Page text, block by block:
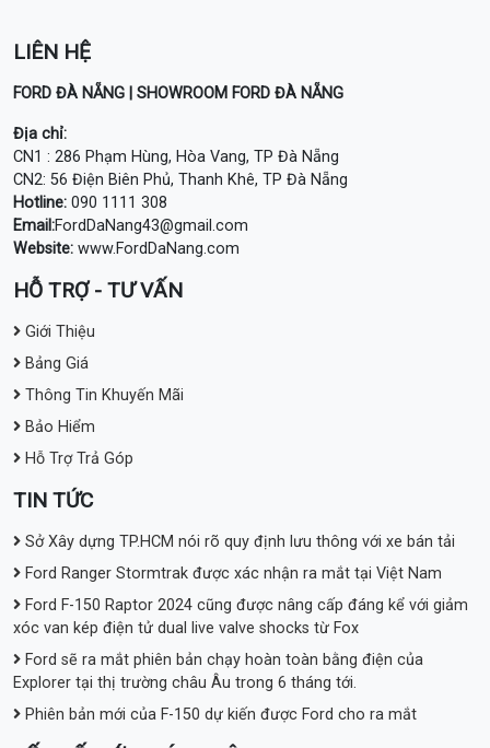
LIÊN HỆ
FORD ĐÀ NẴNG | SHOWROOM FORD ĐÀ NẴNG
Địa chỉ:
CN1 : 286 Phạm Hùng, Hòa Vang, TP Đà Nẵng
CN2: 56 Điện Biên Phủ, Thanh Khê, TP Đà Nẵng
Hotline: 090 1111 308
Email:FordDaNang43@gmail.com
Website: www.FordDaNang.com
HỖ TRỢ - TƯ VẤN
Giới Thiệu
Bảng Giá
Thông Tin Khuyến Mãi
Bảo Hiểm
Hỗ Trợ Trả Góp
TIN TỨC
Sở Xây dựng TP.HCM nói rõ quy định lưu thông với xe bán tải
Ford Ranger Stormtrak được xác nhận ra mắt tại Việt Nam
Ford F-150 Raptor 2024 cũng được nâng cấp đáng kể với giảm
xóc van kép điện tử dual live valve shocks từ Fox
Ford sẽ ra mắt phiên bản chạy hoàn toàn bằng điện của
Explorer tại thị trường châu Âu trong 6 tháng tới.
Phiên bản mới của F-150 dự kiến được Ford cho ra mắt